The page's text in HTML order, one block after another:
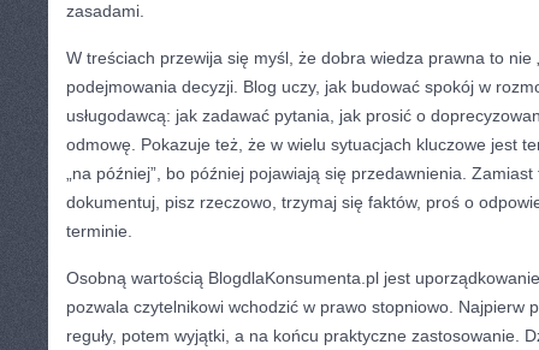
zasadami.
W treściach przewija się myśl, że dobra wiedza prawna to nie
podejmowania decyzji. Blog uczy, jak budować spokój w
usługodawcą: jak zadawać pytania, jak prosić o
odmowę. Pokazuje też, że w wielu sytuacjach kluczowe jest
„na później”, bo później pojawiają się przedawnienia.
dokumentuj, pisz rzeczowo, trzymaj się faktów, proś o
terminie.
Osobną wartością BlogdlaKonsumenta.pl jest
pozwala czytelnikowi wchodzić w prawo stopniowo. Najpierw
reguły, potem wyjątki, a na końcu praktyczne zastosowanie.